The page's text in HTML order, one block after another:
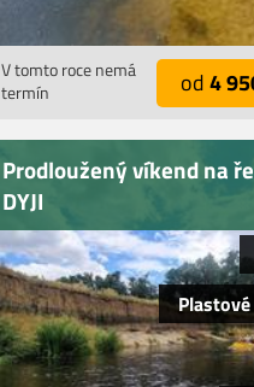
V tomto roce nemá
termín
od4
Prodloužený víkend na
DYJI